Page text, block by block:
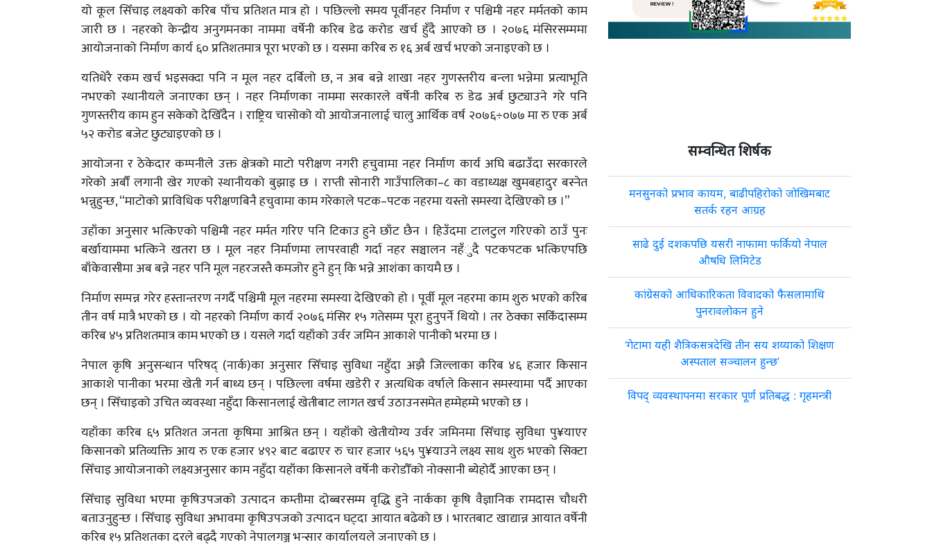
यो कूल सिँचाइ लक्ष्यको करिब पाँच प्रतिशत मात्र हो । पछिल्लो समय पूर्वीनहर निर्माण र पश्चिमी नहर मर्मतको काम
जारी छ । नहरको केन्द्रीय अनुगमनका नाममा वर्षेनी करिब डेढ करोड खर्च हुँदै आएको छ । २०७६ मंसिरसम्ममा
आयोजनाको निर्माण कार्य ६० प्रतिशतमात्र पूरा भएको छ । यसमा करिब रु १६ अर्ब खर्च भएको जनाइएको छ ।
यतिधेरै रकम खर्च भइसक्दा पनि न मूल नहर दर्बिलो छ, न अब बन्ने शाखा नहर गुणस्तरीय बन्ला भन्नेमा प्रत्याभूति
नभएको स्थानीयले जनाएका छन् । नहर निर्माणका नाममा सरकारले वर्षेनी करिब रु डेढ अर्ब छुट्याउने गरे पनि
गुणस्तरीय काम हुन सकेको देखिँदैन । राष्ट्रिय चासोको यो आयोजनालाई चालु आर्थिक वर्ष २०७६÷०७७ मा रु एक अर्ब
५२ करोड बजेट छुट्याइएको छ ।
आयोजना र ठेकेदार कम्पनीले उक्त क्षेत्रको माटो परीक्षण नगरी हचुवामा नहर निर्माण कार्य अघि बढाउँदा सरकारले
गरेको अर्बौं लगानी खेर गएको स्थानीयको बुझाइ छ । राप्ती सोनारी गाउँपालिका–८ का वडाध्यक्ष खुमबहादुर बस्नेत
भन्नुहुन्छ, “माटोको प्राविधिक परीक्षणबिनै हचुवामा काम गरेकाले पटक–पटक नहरमा यस्तो समस्या देखिएको छ ।”
उहाँका अनुसार भत्किएको पश्चिमी नहर मर्मत गरिए पनि टिकाउ हुने छाँट छैन । हिउँदमा टालटुल गरिएको ठाउँ पुनः
बर्खायाममा भत्किने खतरा छ । मूल नहर निर्माणमा लापरवाही गर्दा नहर सञ्चालन नहँुदै पटकपटक भत्किएपछि
बाँकेवासीमा अब बन्ने नहर पनि मूल नहरजस्तै कमजोर हुने हुन् कि भन्ने आशंका कायमै छ ।
निर्माण सम्पन्न गरेर हस्तान्तरण नगर्दै पश्चिमी मूल नहरमा समस्या देखिएको हो । पूर्वी मूल नहरमा काम शुरु भएको करिब
तीन वर्ष मात्रै भएको छ । यो नहरको निर्माण कार्य २०७६ मंसिर १५ गतेसम्म पूरा हुनुपर्ने थियो । तर ठेक्का सकिँदासम्म
करिब ४५ प्रतिशतमात्र काम भएको छ । यसले गर्दा यहाँको उर्वर जमिन आकाशे पानीको भरमा छ ।
नेपाल कृषि अनुसन्धान परिषद् (नार्क)का अनुसार सिँचाइ सुविधा नहुँदा अझै जिल्लाका करिब ४६ हजार किसान
आकाशे पानीका भरमा खेती गर्न बाध्य छन् । पछिल्ला वर्षमा खडेरी र अत्यधिक वर्षाले किसान समस्यामा पर्दै आएका
छन् । सिँचाइको उचित व्यवस्था नहुँदा किसानलाई खेतीबाट लागत खर्च उठाउनसमेत हम्मेहम्मे भएको छ ।
यहाँका करिब ६५ प्रतिशत जनता कृषिमा आश्रित छन् । यहाँको खेतीयोग्य उर्वर जमिनमा सिँचाइ सुविधा पु¥याएर
किसानको प्रतिव्यक्ति आय रु एक हजार ४९२ बाट बढाएर रु चार हजार ५६५ पु¥याउने लक्ष्य साथ शुरु भएको सिक्टा
सिँचाइ आयोजनाको लक्ष्यअनुसार काम नहुँदा यहाँका किसानले वर्षेनी करोडौँको नोक्सानी ब्येहोर्दै आएका छन् ।
सिँचाइ सुविधा भएमा कृषिउपजको उत्पादन कम्तीमा दोब्बरसम्म वृद्धि हुने नार्कका कृषि वैज्ञानिक रामदास चौधरी
बताउनुहुन्छ । सिँचाइ सुविधा अभावमा कृषिउपजको उत्पादन घट्दा आयात बढेको छ । भारतबाट खाद्यान्न आयात वर्षेनी
करिब १५ प्रतिशतका दरले बढ्दै गएको नेपालगञ्ज भन्सार कार्यालयले जनाएको छ ।
सम्वन्धित शिर्षक
मनसुनको प्रभाव कायम, बाढीपहिरोको जोखिमबाट
सतर्क रहन आग्रह
साढे दुई दशकपछि यसरी नाफामा फर्कियो नेपाल
औषधि लिमिटेड
कांग्रेसको आधिकारिकता विवादको फैसलामाथि
पुनरावलोकन हुने
‘गेटामा यही शैत्रिकसत्रदेखि तीन सय शय्याको शिक्षण
अस्पताल सञ्चालन हुन्छ’
विपद् व्यवस्थापनमा सरकार पूर्ण प्रतिबद्ध : गृहमन्त्री